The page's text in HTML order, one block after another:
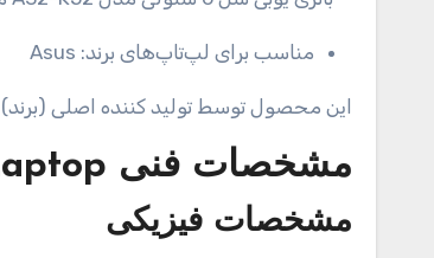
مناسب برای لپ‌تاپ‌های برند: Asus
این محصول توسط تولید کننده اصلی
مشخصات فنی
مشخصات فیزیکی